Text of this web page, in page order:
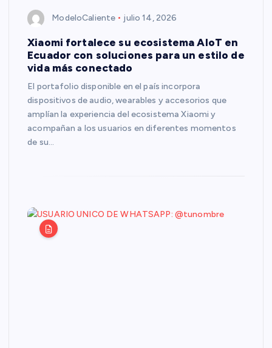
ModeloCaliente julio 14, 2026
Xiaomi fortalece su ecosistema AIoT en
Ecuador con soluciones para un estilo de
vida más conectado
El portafolio disponible en el país incorpora
dispositivos de audio, wearables y accesorios que
amplían la experiencia del ecosistema Xiaomi y
acompañan a los usuarios en diferentes momentos
de su…